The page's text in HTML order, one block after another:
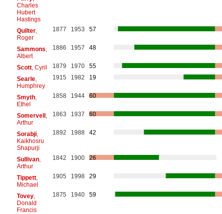
Charles
Hubert
Hastings
Quilter,
Roger
1877 1953 57
Sammons
Albert
1886 1957 48
Scott, Cyril 1879 1970
55
Searle,
Humphrey
1915 1982 19
Smyth,
Ethel
1858 1944 60
Somervell,
Arthur
1863 1937 60
Sorabji,
Kaikhosru
Shapurji
1892 1988 42
Sullivan,
Arthur
1842 1900 26
Tippett,
Michael
1905 1998 29
Tovey,
Donald
Francis
1875 1940 59